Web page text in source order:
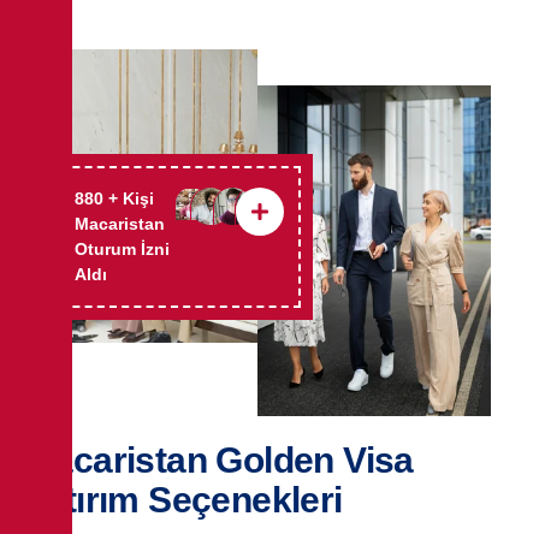
1,000 + Kişi
Macaristan
Oturum İzni
Aldı
Macaristan Golden Visa
Yatırım Seçenekleri